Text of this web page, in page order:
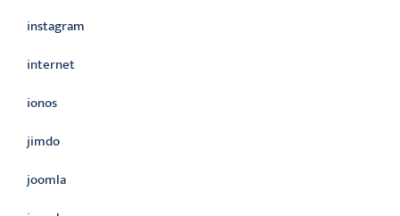
instagram
internet
ionos
jimdo
joomla